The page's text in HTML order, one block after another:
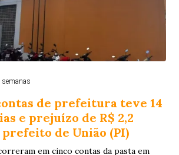
semanas
de prefeitura teve 14
e prejuízo de R$ 2,2
de União (PI)
em cinco contas da pasta em